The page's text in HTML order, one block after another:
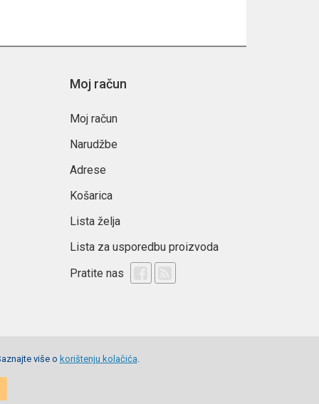
Moj račun
Moj račun
Narudžbe
Adrese
Košarica
Lista želja
Lista za usporedbu proizvoda
Pratite nas
više o korištenju kolačića.